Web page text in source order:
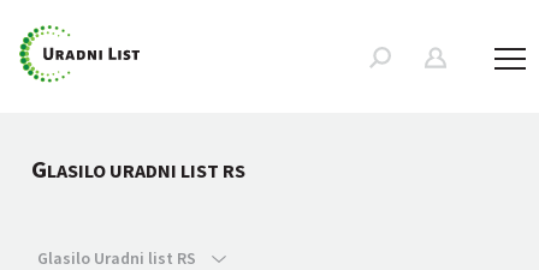
GLASILO URADNI LIST RS
Glasilo Uradni list RS